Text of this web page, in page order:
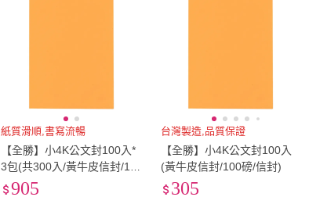
紙質滑順,書寫流暢
【全勝】小4K公文封100入*
3包(共300入/黃牛皮信封/10
0磅/信封)
905
台灣製造,品質保證
【全勝】小4K公文封100入
(黃牛皮信封/100磅/信封)
305